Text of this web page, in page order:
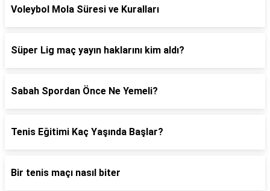
Voleybol Mola Süresi ve Kuralları
Süper Lig maç yayın haklarını kim aldı?
Sabah Spordan Önce Ne Yemeli?
Tenis Eğitimi Kaç Yaşında Başlar?
Bir tenis maçı nasıl biter